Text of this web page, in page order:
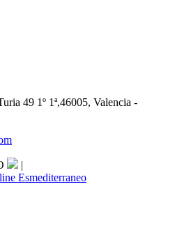
49 1º 1ª,46005, Valencia -
|
Esmediterraneo